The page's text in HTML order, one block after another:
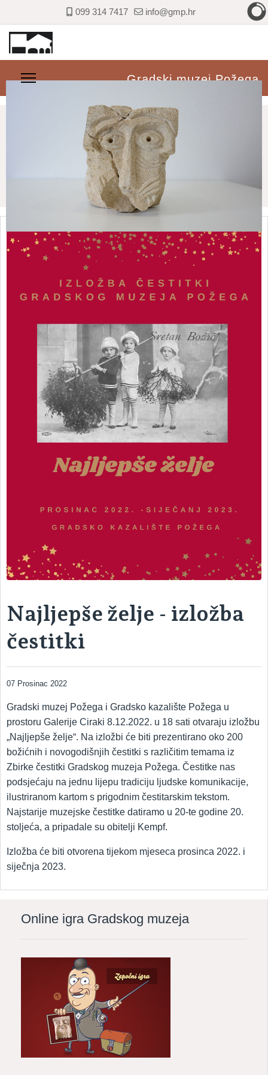
099 314 7417 info@gmp.hr
Gradski muzej Požega
ARHEOLOŠKI ODJEL – odjel s kojim započinje povijest muzeja
Najljepše želje - izložba
čestitki
07 Prosinac 2022
Gradski muzej Požega i Gradsko kazalište Požega u
prostoru Galerije Ciraki 8.12.2022. u 18 sati otvaraju izložbu
„Najljepše želje“. Na izložbi će biti prezentirano oko 200
božićnih i novogodišnjih čestitki s različitim temama iz
Zbirke čestitki Gradskog muzeja Požega. Čestitke nas
podsjećaju na jednu lijepu tradiciju ljudske komunikacije,
ilustriranom kartom s prigodnim čestitarskim tekstom.
Najstarije muzejske čestitke datiramo u 20-te godine 20.
stoljeća, a pripadale su obitelji Kempf.
Izložba će biti otvorena tijekom mjeseca prosinca 2022. i
siječnja 2023.
Online igra Gradskog muzeja